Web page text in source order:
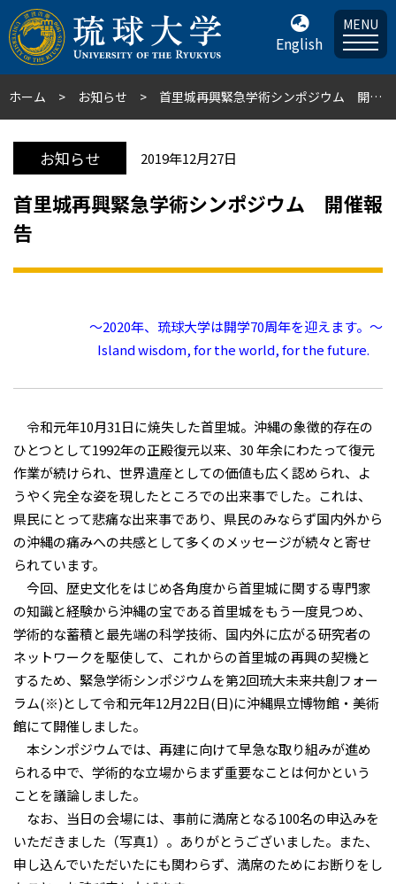
English
MENU
ホーム お知らせ 首里城再興緊急学術シンポジウム 開催報告
お知らせ 2019年12月27日
首里城再興緊急学術シンポジウム 開催報
告
～2020年、琉球大学は開学70周年を迎えます。～
Island wisdom, for the world, for the future.
令和元年10月31日に焼失した首里城。沖縄の象徴的存在の
ひとつとして1992年の正殿復元以来、30 年余にわたって復元
作業が続けられ、世界遺産としての価値も広く認められ、よ
うやく完全な姿を現したところでの出来事でした。これは、
県民にとって悲痛な出来事であり、県民のみならず国内外から
の沖縄の痛みへの共感として多くのメッセージが続々と寄せ
られています。
今回、歴史文化をはじめ各角度から首里城に関する専門家
の知識と経験から沖縄の宝である首里城をもう一度見つめ、
学術的な蓄積と最先端の科学技術、国内外に広がる研究者の
ネットワークを駆使して、これからの首里城の再興の契機と
するため、緊急学術シンポジウムを第2回琉大未来共創フォー
ラム(※)として令和元年12月22日(日)に沖縄県立博物館・美術
館にて開催しました。
本シンポジウムでは、再建に向けて早急な取り組みが進め
られる中で、学術的な立場からまず重要なことは何かという
ことを議論しました。
なお、当日の会場には、事前に満席となる100名の申込みを
いただきました（写真1）。ありがとうございました。また、
申し込んでいただいたにも関わらず、満席のためにお断りをし